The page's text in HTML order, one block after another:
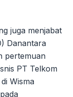
juga menjabat
Danantara
pertemuan
PT Telkom
Wisma